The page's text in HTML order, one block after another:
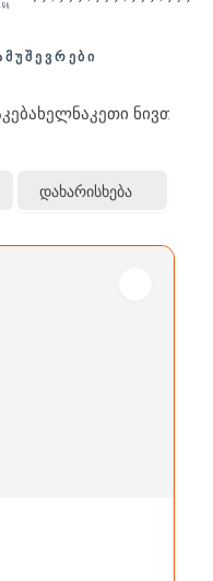
ხელნაკეთი ნივთები
Დახარისხება